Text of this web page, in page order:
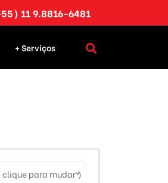
11 9.8816-6481
+ Serviços
para mudar )